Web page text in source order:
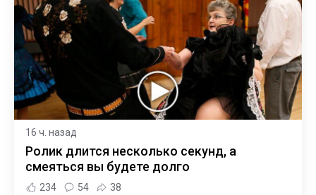
16 ч. назад
Ролик длится несколько секунд, а
смеяться вы будете долго
234 54 38